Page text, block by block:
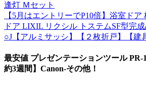
逢灯 Ｍセット
【5月はエントリーでP10倍】浴室ド
ドア LIXIL リクシル トステムSF型完
○J【アルミサッシ】【２枚折戸】【建
最安値 プレゼンテーションツール PR-
約3週間】Canon-その他！